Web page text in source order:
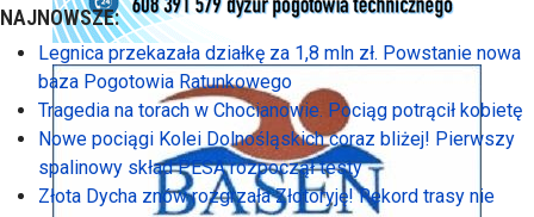
NAJNOWSZE:
Legnica przekazała działkę za 1,8 mln zł. Powstanie nowa
baza Pogotowia Ratunkowego
Tragedia na torach w Chocianowie. Pociąg potrącił kobietę
Nowe pociągi Kolei Dolnośląskich coraz bliżej! Pierwszy
spalinowy skład PESA rozpoczął testy
Złota Dycha znów rozgrzała Złotoryję! Rekord trasy nie